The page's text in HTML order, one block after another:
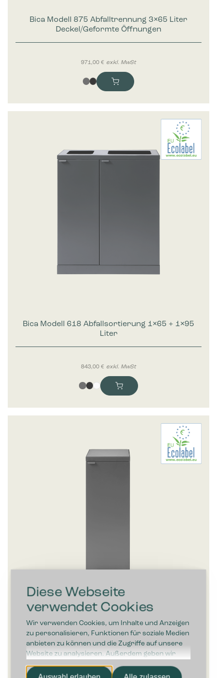
Diese Webseite
verwendet Cookies
Wir verwenden Cookies, um Inhalte und Anzeigen
zu personalisieren, Funktionen für soziale Medien
anbieten zu können und die Zugriffe auf unsere
Website zu analysieren. Außerdem geben wir
Informationen zu Ihrer Verwendung unserer
Website an unsere Partner für soziale Medien,
Bica Modell 875 Abfalltrennung 3×65 Liter
Deckel/Geformte Öffnungen
971,00€ exkl. MwSt
Bica Modell 618 Abfallsortierung 1×65 + 1×95
Liter
843,00€ exkl. MwSt
Bica Modell 960 Abfallbehälter 65 Liter Fußpedal